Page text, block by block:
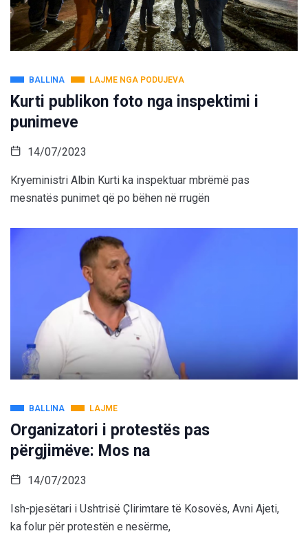
BALLINA LAJME NGA PODUJEVA
Kurti publikon foto nga inspektimi i
punimeve
14/07/2023
Kryeministri Albin Kurti ka inspektuar mbrëmë pas
mesnatës punimet që po bëhen në rrugën
BALLINA LAJME
Organizatori i protestës pas
përgjimëve: Mos na
14/07/2023
Ish-pjesëtari i Ushtrisë Çlirimtare të Kosovës, Avni Ajeti,
ka folur për protestën e nesërme,